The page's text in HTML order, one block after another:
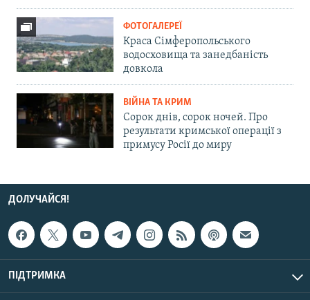
ФОТОГАЛЕРЕЇ
Краса Сімферопольського
водосховища та занедбаність
довкола
ВІЙНА ТА КРИМ
Сорок днів, сорок ночей. Про
результати кримської операції з
примусу Росії до миру
ДОЛУЧАЙСЯ!
ПІДТРИМКА